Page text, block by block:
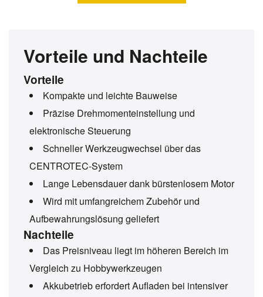
Vorteile und Nachteile
Vorteile
Kompakte und leichte Bauweise
Präzise Drehmomenteinstellung und
elektronische Steuerung
Schneller Werkzeugwechsel über das
CENTROTEC-System
Lange Lebensdauer dank bürstenlosem Motor
Wird mit umfangreichem Zubehör und
Aufbewahrungslösung geliefert
Nachteile
Das Preisniveau liegt im höheren Bereich im
Vergleich zu Hobbywerkzeugen
Akkubetrieb erfordert Aufladen bei intensiver